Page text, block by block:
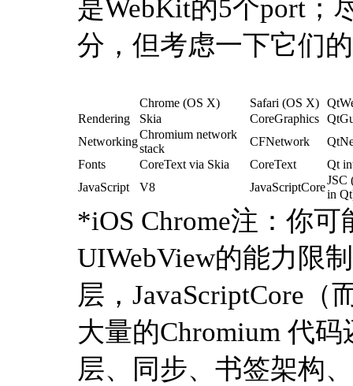
是WebKit的5个port；
分，但考虑一下它们
Chrome (OS X) Safari (OS X)
Rendering
Skia CoreGraphics
Networking
Chromium network
stack
CFNetwork
Fonts
CoreText via Skia CoreText
Qt
JavaScript
V8 JavaScriptCore
JSC
in
*iOS Chrome注：你
UIWebView的能力限
层，JavaScriptCore
大量的Chromium 代
层、同步、书签架构